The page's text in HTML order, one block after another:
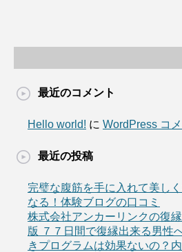
最近のコメント
Hello world! に WordPress コ
最近の投稿
完璧な腹筋を手に入れて美し
なる！体験ブログの口コミ
株式会社アンカーリンクの復
版 ７７日間で復縁出来る男性
きプログラムは効果ないの？